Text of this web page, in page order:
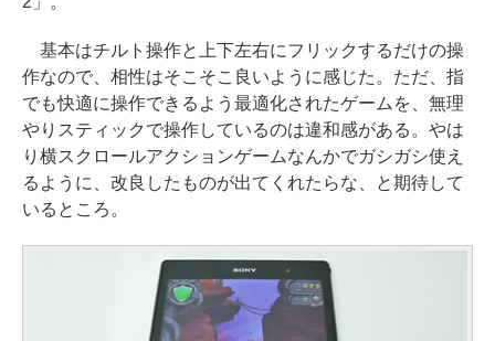
基本はチルト操作と上下左右にフリックするだけの操
作なので、相性はそこそこ良いように感じた。ただ、指
でも快適に操作できるよう最適化されたゲームを、無理
やりスティックで操作しているのは違和感がある。やは
り横スクロールアクションゲームなんかでガシガシ使え
るように、改良したものが出てくれたらな、と期待して
いるところ。